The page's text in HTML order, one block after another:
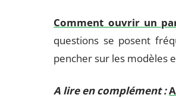
Comment ouvrir un
questions se posent
pencher sur les modèles
A lire en complément :